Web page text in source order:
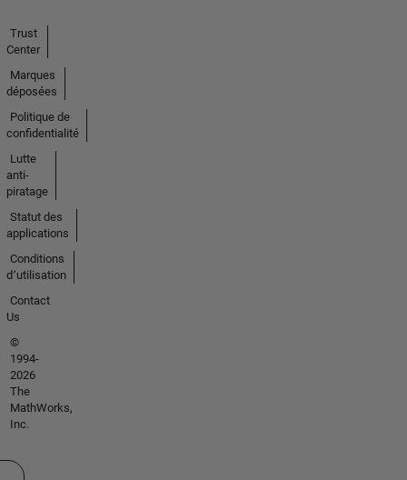
Trust
Center
Marques
déposées
Politique de
confidentialité
Lutte
anti-
piratage
Statut des
applications
Conditions
d՚utilisation
Contact
Us
©
1994-
2026
The
MathWorks,
Inc.
un site web